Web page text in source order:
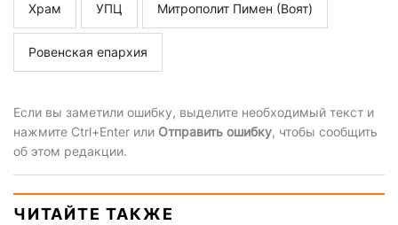
Храм УПЦ Митрополит Пимен (Воят)
Ровенская епархия
Если вы заметили ошибку, выделите необходимый текст и
нажмите Ctrl+Enter или Отправить ошибку, чтобы сообщить
об этом редакции.
ЧИТАЙТЕ ТАКЖЕ